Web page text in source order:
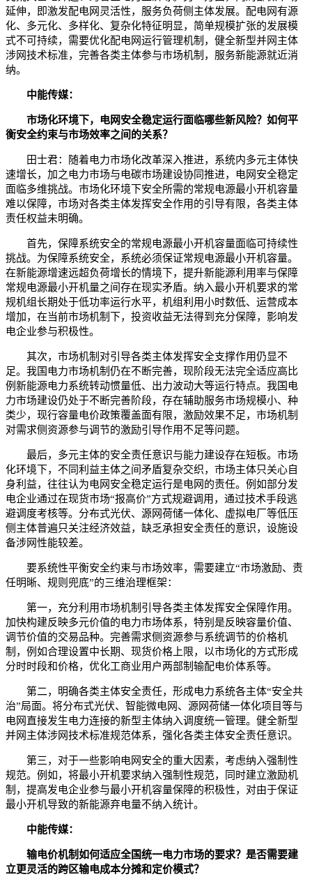
延伸，即激发配电网灵活性，服务负荷侧主体发展。配电网有源
化、多元化、多样化、复杂化特征明显，简单规模扩张的发展模
式不可持续，需要优化配电网运行管理机制，健全新型并网主体
涉网技术标准，完善各类主体参与市场机制，服务新能源就近消
纳。
中能传媒：
市场化环境下，电网安全稳定运行面临哪些新风险？如何平
衡安全约束与市场效率之间的关系？
田士君：随着电力市场化改革深入推进，系统内多元主体快
速增长，加之电力市场与电碳市场建设协同推进，电网安全稳定
面临多维挑战。市场化环境下安全所需的常规电源最小开机容量
难以保障，市场对各类主体发挥安全作用的引导有限，各类主体
责任权益未明确。
首先，保障系统安全的常规电源最小开机容量面临可持续性
挑战。为保障系统安全，系统必须保证常规电源最小开机容量。
在新能源增速远超负荷增长的情境下，提升新能源利用率与保障
常规电源最小开机量之间存在现实矛盾。纳入最小开机要求的常
规机组长期处于低功率运行水平，机组利用小时数低、运营成本
增加，在当前市场机制下，投资收益无法得到充分保障，影响发
电企业参与积极性。
其次，市场机制对引导各类主体发挥安全支撑作用仍显不
足。我国电力市场机制仍在不断完善，现阶段无法完全适应高比
例新能源电力系统转动惯量低、出力波动大等运行特点。我国电
力市场建设仍处于不断完善阶段，存在辅助服务市场规模小、种
类少，现行容量电价政策覆盖面有限，激励效果不足，市场机制
对需求侧资源参与调节的激励引导作用不足等问题。
最后，多元主体的安全责任意识与能力建设存在短板。市场
化环境下，不同利益主体之间矛盾复杂交织，市场主体只关心自
身利益，往往认为电网安全稳定运行是电网的责任。例如部分发
电企业通过在现货市场“报高价”方式规避调用，通过技术手段逃
避调度考核等。分布式光伏、源网荷储一体化、虚拟电厂等低压
侧主体普遍只关注经济效益，缺乏承担安全责任的意识，设施设
备涉网性能较差。
要系统性平衡安全约束与市场效率，需要建立“市场激励、责
任明晰、规则兜底”的三维治理框架：
第一，充分利用市场机制引导各类主体发挥安全保障作用。
加快构建反映多元价值的电力市场体系，特别是反映容量价值、
调节价值的交易品种。完善需求侧资源参与系统调节的价格机
制，例如合理设置中长期、现货价格上限，以市场化的方式形成
分时时段和价格，优化工商业用户两部制输配电价体系等。
第二，明确各类主体安全责任，形成电力系统各主体“安全共
治”局面。将分布式光伏、智能微电网、源网荷储一体化项目等与
电网直接发生电力连接的新型主体纳入调度统一管理。健全新型
并网主体涉网技术标准规范体系，强化各类主体安全责任意识。
第三，对于一些影响电网安全的重大因素，考虑纳入强制性
规范。例如，将最小开机要求纳入强制性规范，同时建立激励机
制，提高发电企业参与最小开机容量保障的积极性，对由于保证
最小开机导致的新能源弃电量不纳入统计。
中能传媒：
输电价机制如何适应全国统一电力市场的要求？是否需要建
立更灵活的跨区输电成本分摊和定价模式？